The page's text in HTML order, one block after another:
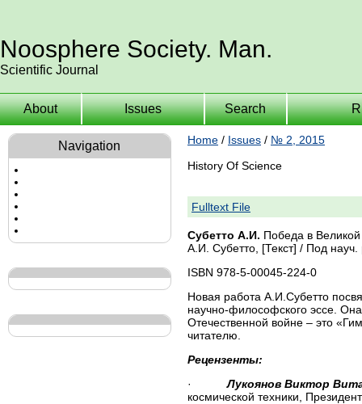
Noosphere Society. Man.
Scientific Journal
About Issues Search
Navigation Home / Issues / № 2, 2015
History Of Science
Fulltext File
Субетто А.И. Победа в
А.И. Субетто, [Текст] / Под
ISBN 978-5-00045-224-0
Новая работа А.И.Субетто
научно-философского эссе.
Отечественной войне – это
читателю.
Рецензенты:
·Лукоянов Виктор
космической техники,